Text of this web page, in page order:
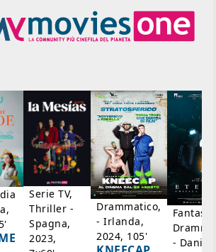
Serie TV,
Thriller -
Spagna,
2023,
Drammatico,
- Irlanda,
2024, 105'
-